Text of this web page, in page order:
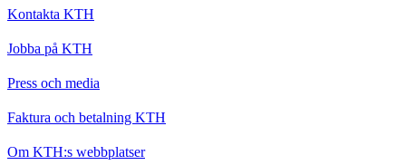
Kontakta KTH
Jobba på KTH
Press och media
Faktura och betalning KTH
Om KTH:s webbplatser